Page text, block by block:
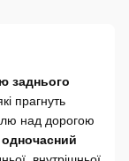
заднього
прагнуть
над дорогою
одночасний